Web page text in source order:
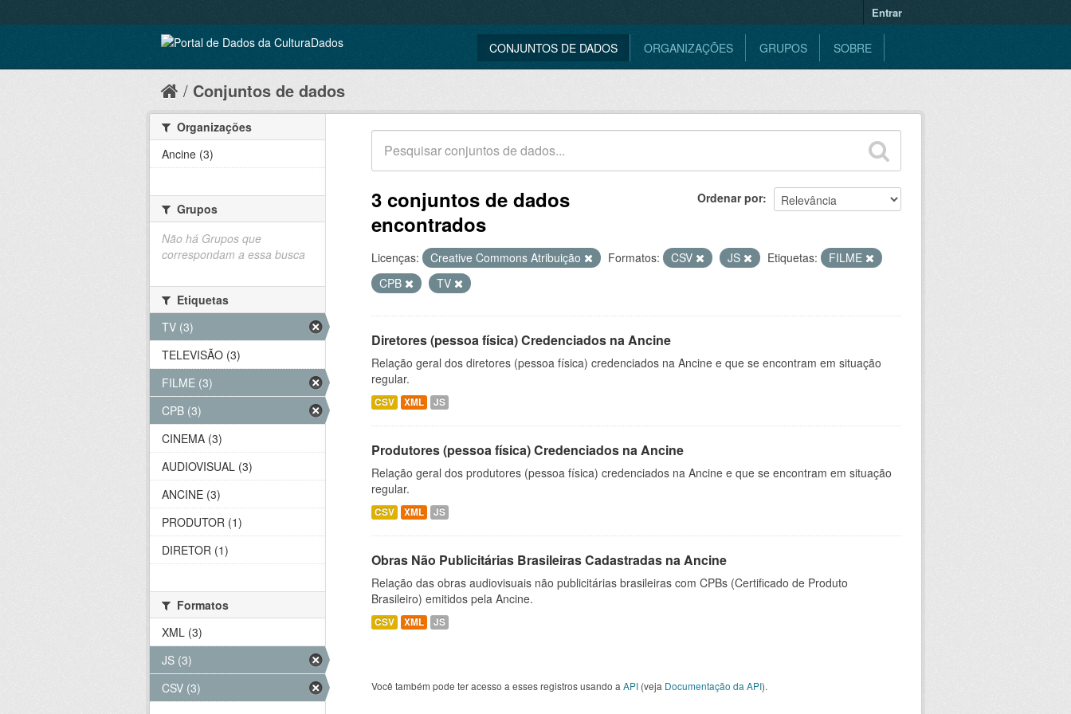
Entrar
CONJUNTOS DE DADOS ORGANIZAÇÕES GRUPOS SOBRE
Conjuntos de dados
Ordenar por
3 conjuntos de dados
encontrados
Licenças: Creative Commons Atribuição Formatos: CSV JS Etiquetas:
FILME
CPB
TV
Diretores (pessoa física) Credenciados na Ancine
Relação geral dos diretores (pessoa física) credenciados na Ancine e que se encontram em situação
regular.
CSV XML JS
Produtores (pessoa física) Credenciados na Ancine
Relação geral dos produtores (pessoa física) credenciados na Ancine e que se encontram em situação
regular.
CSV XML JS
Obras Não Publicitárias Brasileiras Cadastradas na Ancine
Relação das obras audiovisuais não publicitárias brasileiras com CPBs (Certificado de Produto
Brasileiro) emitidos pela Ancine.
CSV XML JS
Você também pode ter acesso a esses registros usando a API (veja Documentação da API).
Organizações
Ancine (3)
Grupos
Não há Grupos que
correspondam a essa busca
Etiquetas
TV (3)
TELEVISÃO (3)
FILME (3)
CPB (3)
CINEMA (3)
AUDIOVISUAL (3)
ANCINE (3)
PRODUTOR (1)
DIRETOR (1)
Formatos
XML (3)
JS (3)
CSV (3)